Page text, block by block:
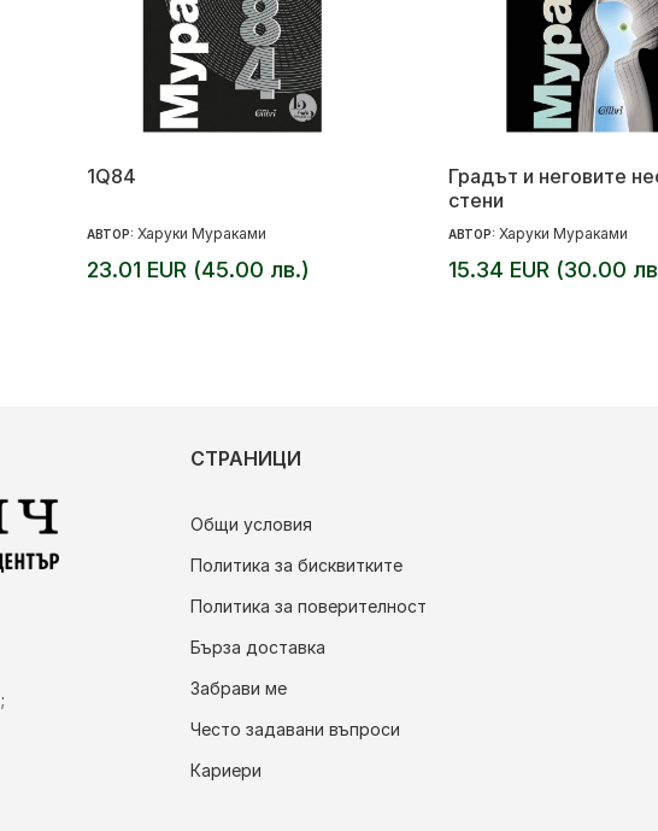
1Q84
АВТОР: Харуки Мураками
23.01 EUR (45.00 лв.)
Градът и неговите
стени
АВТОР: Харуки Мураками
15.34 EUR (30.00
СТРАНИЦИ
Общи условия
Политика за бисквитките
Политика за поверителност
Бърза доставка
Забрави ме
Често задавани въпроси
Кариери